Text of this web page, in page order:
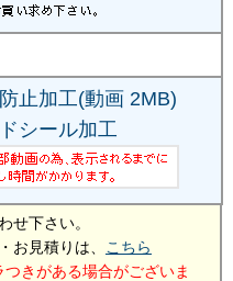
止加工(動画 2MB)
シール加工
せ下さい。
お見積りは、
こちら
きがある場合がございま